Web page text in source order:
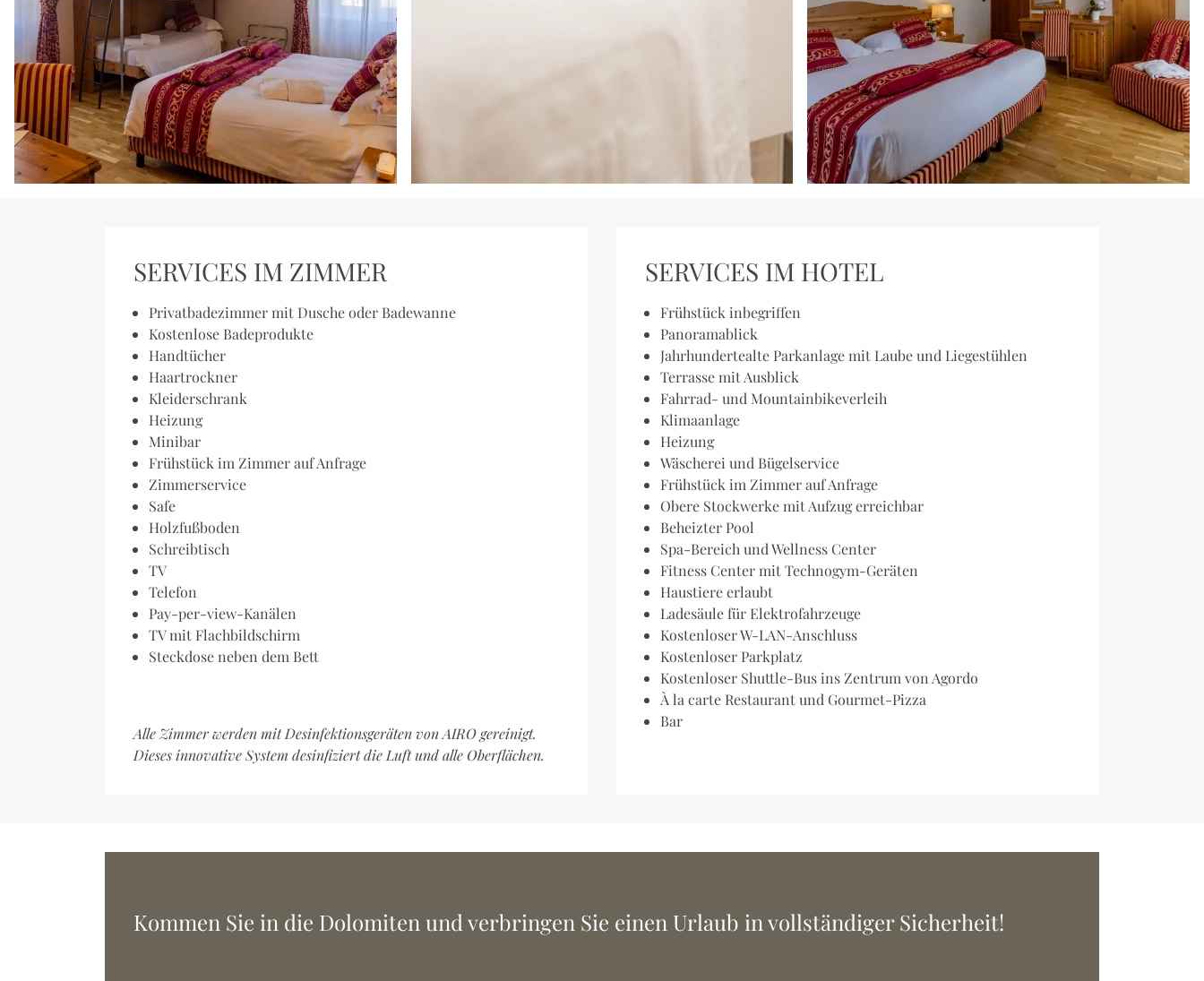
SERVICES IM ZIMMER
Privatbadezimmer mit Dusche oder Badewanne
Kostenlose Badeprodukte
Handtücher
Haartrockner
Kleiderschrank
Heizung
Minibar
Frühstück im Zimmer auf Anfrage
Zimmerservice
Safe
Holzfußboden
Schreibtisch
TV
Telefon
Pay-per-view-Kanälen
TV mit Flachbildschirm
Steckdose neben dem Bett
Alle Zimmer werden mit Desinfektionsgeräten von AIRO gereinigt.
Dieses innovative System desinfiziert die Luft und alle Oberflächen.
SERVICES IM HOTEL
Frühstück inbegriffen
Panoramablick
Jahrhundertealte Parkanlage mit Laube und Liegestühlen
Terrasse mit Ausblick
Fahrrad- und Mountainbikeverleih
Klimaanlage
Heizung
Wäscherei und Bügelservice
Frühstück im Zimmer auf Anfrage
Obere Stockwerke mit Aufzug erreichbar
Beheizter Pool
Spa-Bereich und Wellness Center
Fitness Center mit Technogym-Geräten
Haustiere erlaubt
Ladesäule für Elektrofahrzeuge
Kostenloser W-LAN-Anschluss
Kostenloser Parkplatz
Kostenloser Shuttle-Bus ins Zentrum von Agordo
À la carte Restaurant und Gourmet-Pizza
Bar
Kommen Sie in die Dolomiten und verbringen Sie einen Urlaub in vollständiger Sicherheit!